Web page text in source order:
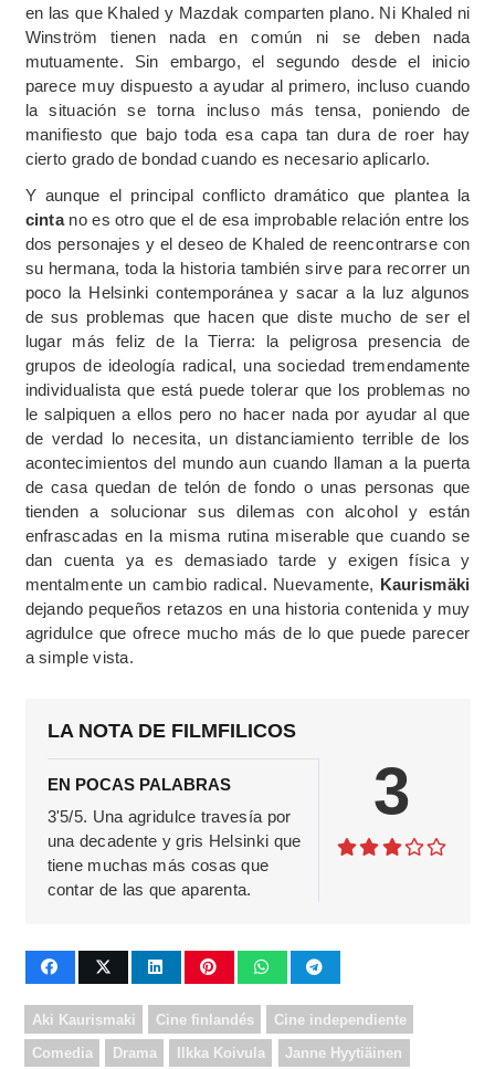
en las que Khaled y Mazdak comparten plano. Ni Khaled ni
Winström tienen nada en común ni se deben nada
mutuamente. Sin embargo, el segundo desde el inicio
parece muy dispuesto a ayudar al primero, incluso cuando
la situación se torna incluso más tensa, poniendo de
manifiesto que bajo toda esa capa tan dura de roer hay
cierto grado de bondad cuando es necesario aplicarlo.
Y aunque el principal conflicto dramático que plantea la
cintano es otro que el de esa improbable relación entre los
dos personajes y el deseo de Khaled de reencontrarse con
su hermana, toda la historia también sirve para recorrer un
poco la Helsinki contemporánea y sacar a la luz algunos
de sus problemas que hacen que diste mucho de ser el
lugar más feliz de la Tierra: la peligrosa presencia de
grupos de ideología radical, una sociedad tremendamente
individualista que está puede tolerar que los problemas no
le salpiquen a ellos pero no hacer nada por ayudar al que
de verdad lo necesita, un distanciamiento terrible de los
acontecimientos del mundo aun cuando llaman a la puerta
de casa quedan de telón de fondo o unas personas que
tienden a solucionar sus dilemas con alcohol y están
enfrascadas en la misma rutina miserable que cuando se
dan cuenta ya es demasiado tarde y exigen física y
mentalmente un cambio radical. Nuevamente, Kaurismäki
dejando pequeños retazos en una historia contenida y muy
agridulce que ofrece mucho más de lo que puede parecer
a simple vista.
LA NOTA DE FILMFILICOS
EN POCAS PALABRAS
3'5/5. Una agridulce travesía por
una decadente y gris Helsinki que
tiene muchas más cosas que
contar de las que aparenta.
3
Aki Kaurismaki Cine finlandés Cine independiente
Comedia Drama Ilkka Koivula Janne Hyytiäinen